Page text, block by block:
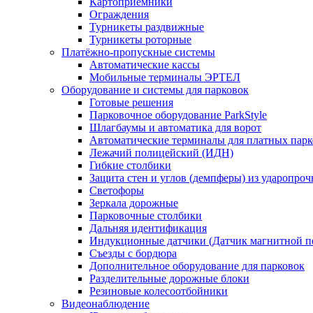
Ограждения
Турникеты раздвижные
Турникеты роторные
Платёжно-пропускные системы
Автоматические кассы
Мобильные терминалы ЭРТЕЛ
Оборудование и системы для парковок
Готовые решения
Парковочное оборудование ParkStyle
Шлагбаумы и автоматика для ворот
Автоматические терминалы для платных
Лежачий полицейский (ИДН)
Гибкие столбики
Защита стен и углов (демпферы) из
Светофоры
Зеркала дорожные
Парковочные столбики
Дальняя идентификация
Индукционные датчики (Датчик магнитной
Съезды с бордюра
Дополнительное оборудование для парковок
Разделительные дорожные блоки
Резиновые колесоотбойники
Видеонаблюдение